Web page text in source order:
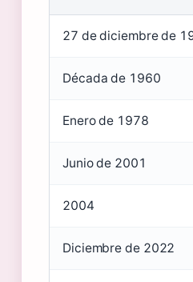
27 de diciembre de
Década de 1960
Enero de 1978
Junio de 2001
2004
Diciembre de 2022